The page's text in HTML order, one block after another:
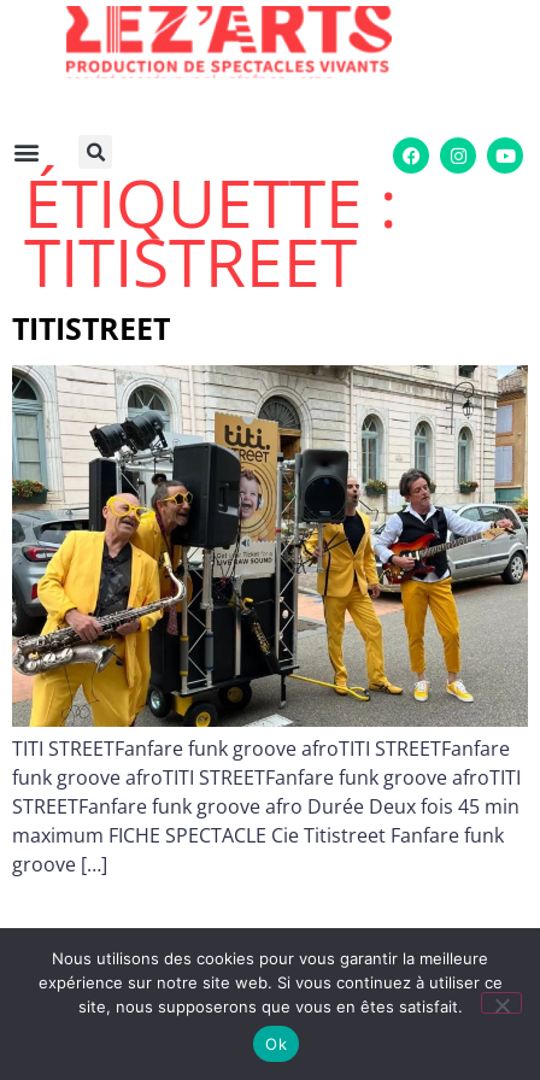
ÉTIQUETTE :
TITISTREET
TITISTREET
TITI STREETFanfare funk groove afroTITI STREETFanfare
funk groove afroTITI STREETFanfare funk groove afroTITI
STREETFanfare funk groove afro Durée Deux fois 45 min
maximum FICHE SPECTACLE Cie Titistreet Fanfare funk
groove […]
Nous utilisons des cookies pour vous garantir la meilleure
expérience sur notre site web. Si vous continuez à utiliser ce
site, nous supposerons que vous en êtes satisfait.
Ok